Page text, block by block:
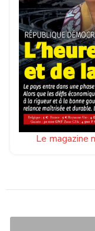
Le magazine